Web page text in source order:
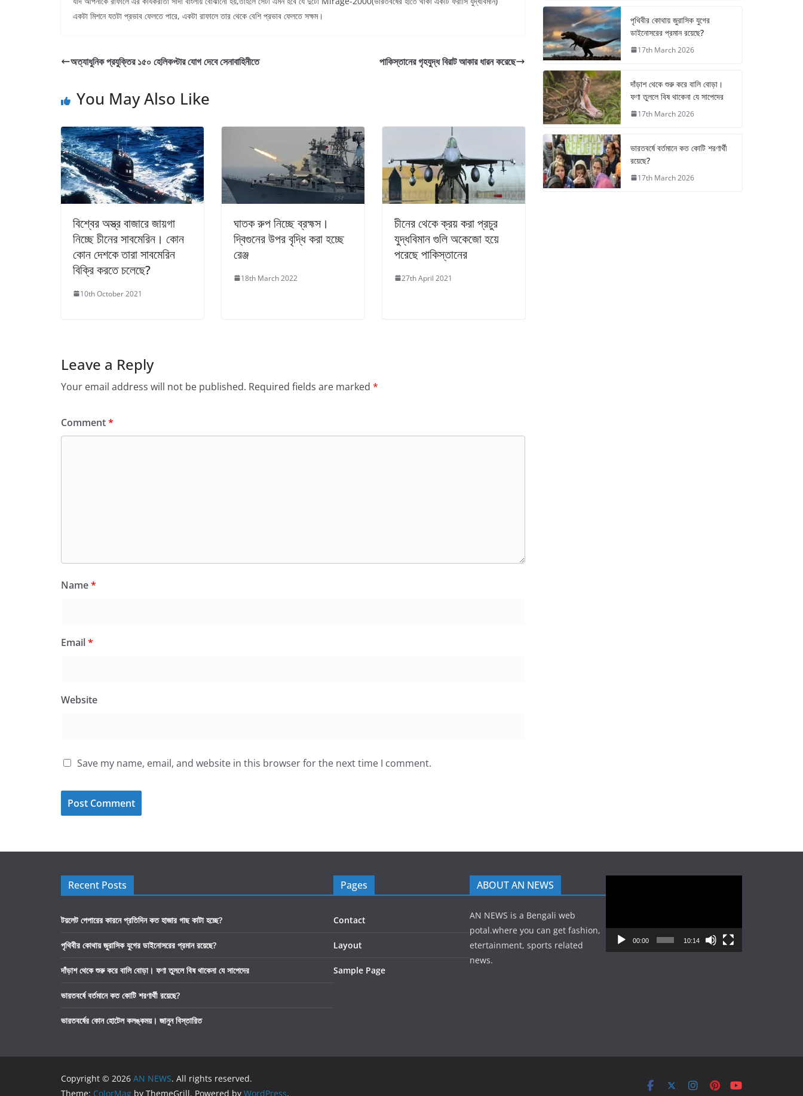
একটা মিশনে যতটা প্রভাব ফেলতে পারে, একটা রাফালে তার থেকে বেশি প্রভাব ফেলতে সক্ষম।
অত্যাধুনিক প্রযুক্তির ১৫০ হেলিকপ্টার যোগ দেবে সেনাবাহিনীতে পাকিস্তানের গৃহযুদ্ধ বিরাট আকার ধারন করেছে
You May Also Like
বিশ্বের অস্ত্র বাজারে জায়গা
নিচ্ছে চীনের সাবমেরিন। কোন
কোন দেশকে তারা সাবমেরিন
বিক্রি করতে চলেছে?
10th October 2021
ঘাতক রুপ নিচ্ছে ব্রহ্মস।
দ্বিগুনের উপর বৃদ্ধি করা হচ্ছে
রেঞ্জ
18th March 2022
চীনের থেকে ক্রয় করা প্রচুর
যুদ্ধবিমান গুলি অকেজো হয়ে
পরেছে পাকিস্তানের
27th April 2021
Leave a Reply
Your email address will not be published. Required fields are marked *
Comment*
Name*
Email*
Website
Save my name, email, and website in this browser for the next time I comment.
পৃথিবীর কোথায় জুরাসিক যুগের
ডাইনোসরের প্রমান রয়েছে?
17th March 2026
দাঁড়াশ থেকে শুরু করে বালি বোড়া।
ফণা তুললে বিষ থাকেনা যে সাপেদের
17th March 2026
ভারতবর্ষে বর্তমানে কত কোটি শরণার্থী
রয়েছে?
17th March 2026
Recent Posts
টয়লেট পেপারের কারনে প্রতিদিন কত হাজার গাছ কাটা হচ্ছে?
পৃথিবীর কোথায় জুরাসিক যুগের ডাইনোসরের প্রমান রয়েছে?
দাঁড়াশ থেকে শুরু করে বালি বোড়া। ফণা তুললে বিষ থাকেনা যে সাপেদের
ভারতবর্ষে বর্তমানে কত কোটি শরণার্থী রয়েছে?
ভারতবর্ষের কোন হোটেল কলঙ্কময়। জানুন বিস্তারিত
Pages
Contact
Layout
Sample Page
ABOUT AN NEWS
AN NEWS is a Bengali web
potal.where you can get fashion,
etertainment, sports related
news.
Player
00:00 10:14
Copyright © 2026 AN NEWS. All rights reserved.
Theme: ColorMag by ThemeGrill. Powered by WordPress.